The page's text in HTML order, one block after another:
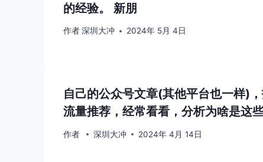
的经验。 新朋
作者深圳大冲 2024年 5月 4日
自己的公众号文章(其他平台也一样)
流量推荐，经常看看，分析为啥是这
作者 深圳大冲 2024年 4月 14日